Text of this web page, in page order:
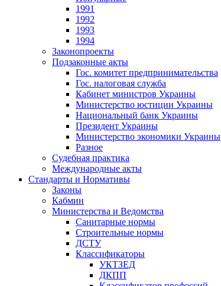
1991
1992
1993
1994
Законопроекты
Подзаконные акты
Гос. комитет предпринимательства
Гос. налоговая служба
Кабинет министров Украины
Министерство юстиции Украины
Национальный банк Украины
Президент Украины
Министерство экономики Украины
Разное
Судебная практика
Международные акты
Стандарты и Нормативы
Законы
Кабмин
Министерства и Ведомства
Санитарные нормы
Строительные нормы
ДСТУ
Классификаторы
УКТЗЕД
ДКПП